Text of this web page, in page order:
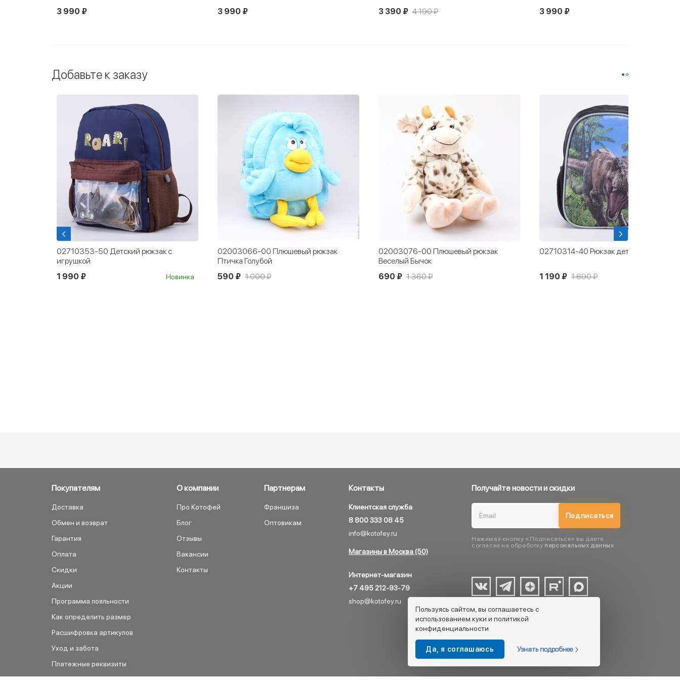
3 990 ₽
3 990 ₽
3 390 ₽ 4 190 ₽
3 990 ₽
Добавьте к заказу
02710353-50 Детский рюкзак с
игрушкой
1 990 ₽
Новинка
02003066-00 Плюшевый рюкзак
Птичка Голубой
590 ₽ 1 000 ₽
02003076-00 Плюшевый рюкзак
Веселый Бычок
690 ₽ 1 360 ₽
02710314-40 Рюкзак детский черный
1 190 ₽ 1 690 ₽
Покупателям
Доставка
Обмен и возврат
Гарантия
Оплата
Скидки
Акции
Программа лояльности
Как определить размер
Расшифровка артикулов
Уход и забота
Платежные реквизиты
О компании
Про Котофей
Блог
Отзывы
Вакансии
Контакты
Партнерам
Франшиза
Оптовикам
Контакты
Клиентская служба
8 800 333 08 45
info@kotofey.ru
Магазины в Москва (50)
Интернет-магазин
+7 495 212-93-79
shop@kotofey.ru
Получайте новости и скидки
Подписаться
Нажимая кнопку «Подписаться» вы даете
согласие на обработку персональных данных
Пользуясь сайтом, вы соглашаетесь с
использованием куки и политикой
конфиденциальности
Да, я соглашаюсь Узнать подробнее